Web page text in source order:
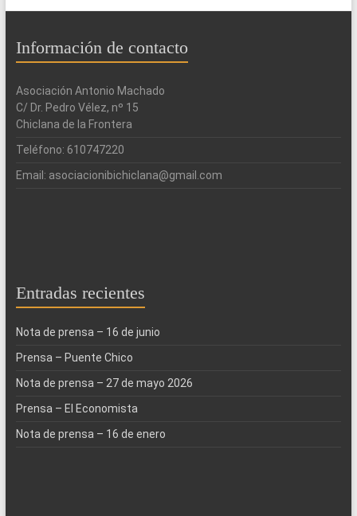
Información de contacto
Asociación Antonio Machado
C/ Dr. Pedro Vélez, nº 15
Chiclana de la Frontera
Teléfono: 610747220
Email: asociacionibichiclana@gmail.com
Entradas recientes
Nota de prensa – 16 de junio
Prensa – Puente Chico
Nota de prensa – 27 de mayo 2026
Prensa – El Economista
Nota de prensa – 16 de enero